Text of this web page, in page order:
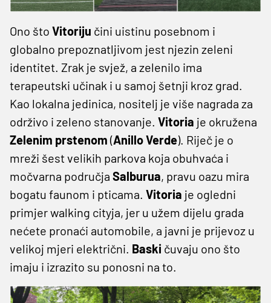
Ono što Vitoriju čini uistinu posebnom i
globalno prepoznatljivom jest njezin zeleni
identitet. Zrak je svjež, a zelenilo ima
terapeutski učinak i u samoj šetnji kroz grad.
Kao lokalna jedinica, nositelj je više nagrada za
održivo i zeleno stanovanje. Vitoria je okružena
Zelenim prstenom (Anillo Verde). Riječ je o
mreži šest velikih parkova koja obuhvaća i
močvarna područja Salburua, pravu oazu mira
bogatu faunom i pticama. Vitoria je ogledni
primjer walking cityja, jer u užem dijelu grada
nećete pronaći automobile, a javni je prijevoz u
velikoj mjeri električni. Baski čuvaju ono što
imaju i izrazito su ponosni na to.